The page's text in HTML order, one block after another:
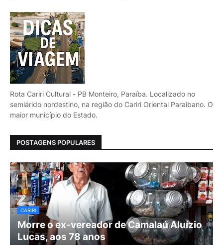
Rota Cariri Cultural - PB Monteiro, Paraíba. Localizado no
semiárido nordestino, na região do Cariri Oriental Paraibano. O
maior município do Estado.
POSTAGENS POPULARES
CARIRI
Morre o ex-vereador de Camalaú Aluízio
Lucas, aos 78 anos